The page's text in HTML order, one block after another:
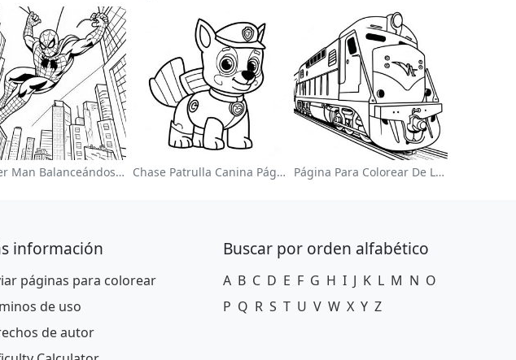
Spider Man Balanceándose Por La Ciudad Para Colorear Chase Patrulla Canina Página Para Colorear Página Para Colorear De Locomotora Colorida
información
páginas para colorear
de uso
de autor
Buscar por orden alfabético
A B C D E F G H I J K L M N O
P Q R S T U V W X Y Z